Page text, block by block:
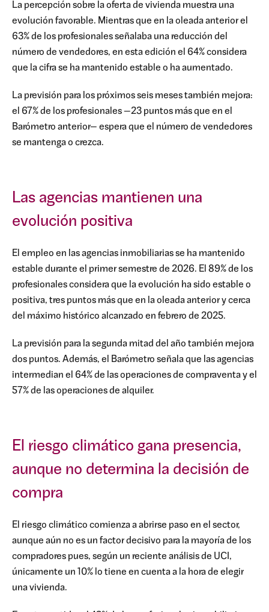
La percepción sobre la oferta de vivienda muestra una
evolución favorable. Mientras que en la oleada anterior el
63% de los profesionales señalaba una reducción del
número de vendedores, en esta edición el 64% considera
que la cifra se ha mantenido estable o ha aumentado.
La previsión para los próximos seis meses también mejora:
el 67% de los profesionales —23 puntos más que en el
Barómetro anterior— espera que el número de vendedores
se mantenga o crezca.
Las agencias mantienen una
evolución positiva
El empleo en las agencias inmobiliarias se ha mantenido
estable durante el primer semestre de 2026. El 89% de los
profesionales considera que la evolución ha sido estable o
positiva, tres puntos más que en la oleada anterior y cerca
del máximo histórico alcanzado en febrero de 2025.
La previsión para la segunda mitad del año también mejora
dos puntos. Además, el Barómetro señala que las agencias
intermedian el 64% de las operaciones de compraventa y el
57% de las operaciones de alquiler.
El riesgo climático gana presencia,
aunque no determina la decisión de
compra
El riesgo climático comienza a abrirse paso en el sector,
aunque aún no es un factor decisivo para la mayoría de los
compradores pues, según un reciente análisis de UCI,
únicamente un 10% lo tiene en cuenta a la hora de elegir
una vivienda.